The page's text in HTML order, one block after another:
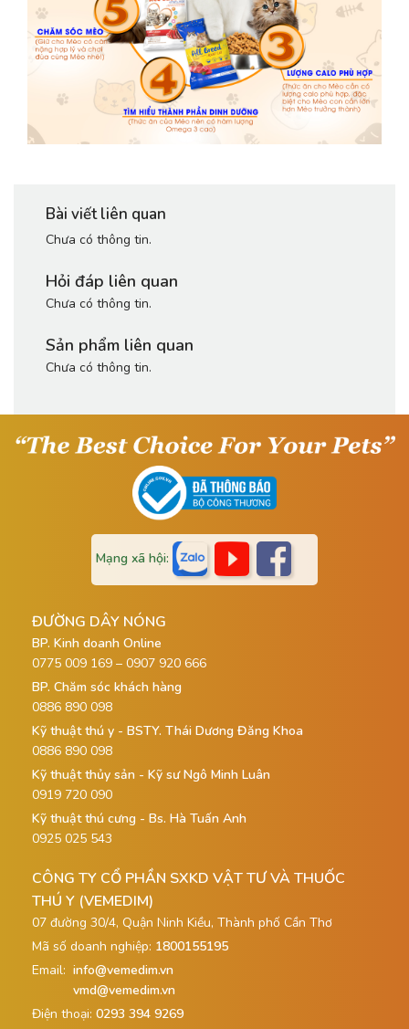
Bài viết liên quan
Chưa có thông tin.
Hỏi đáp liên quan
Chưa có thông tin.
Sản phẩm liên quan
Chưa có thông tin.
Mạng xã hội:
ĐƯỜNG DÂY NÓNG
BP. Kinh doanh Online
0775 009 169 – 0907 920 666
BP. Chăm sóc khách hàng
0886 890 098
Kỹ thuật thú y - BSTY. Thái Dương Đăng Khoa
0886 890 098
Kỹ thuật thủy sản - Kỹ sư Ngô Minh Luân
0919 720 090
Kỹ thuật thú cưng - Bs. Hà Tuấn Anh
0925 025 543
CÔNG TY CỔ PHẦN SXKD VẬT TƯ VÀ THUỐC
THÚ Y (VEMEDIM)
07 đường 30/4, Quận Ninh Kiều, Thành phố Cần Thơ
Mã số doanh nghiệp: 1800155195
Email: info@vemedim.vn
vmd@vemedim.vn
Điện thoại: 0293 394 9269